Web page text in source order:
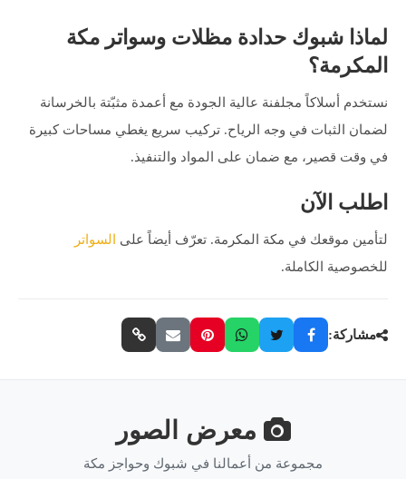
لماذا شبوك حدادة مظلات وسواتر مكة
المكرمة؟
نستخدم أسلاكاً مجلفنة عالية الجودة مع أعمدة مثبّتة بالخرسانة
لضمان الثبات في وجه الرياح. تركيب سريع يغطي مساحات كبيرة
في وقت قصير، مع ضمان على المواد والتنفيذ.
اطلب الآن
لتأمين موقعك في مكة المكرمة. تعرّف أيضاً على
السواتر
للخصوصية الكاملة.
مشاركة:
معرض الصور
مجموعة من أعمالنا في شبوك وحواجز مكة